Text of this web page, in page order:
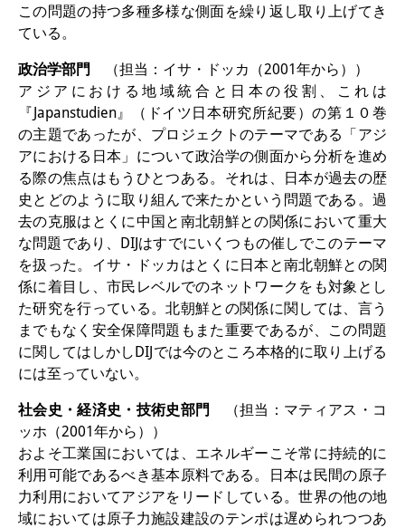
この問題の持つ多種多様な側面を繰り返し取り上げてき
ている。
政治学部門
（担当：イサ・ドッカ（2001年から））
アジアにおける地域統合と日本の役割、これは
『Japanstudien』（ドイツ日本研究所紀要）の第１０巻
の主題であったが、プロジェクトのテーマである「アジ
アにおける日本」について政治学の側面から分析を進め
る際の焦点はもうひとつある。それは、日本が過去の歴
史とどのように取り組んで来たかという問題である。過
去の克服はとくに中国と南北朝鮮との関係において重大
な問題であり、DIJはすでにいくつもの催しでこのテーマ
を扱った。イサ・ドッカはとくに日本と南北朝鮮との関
係に着目し、市民レベルでのネットワークをも対象とし
た研究を行っている。北朝鮮との関係に関しては、言う
までもなく安全保障問題もまた重要であるが、この問題
に関してはしかしDIJでは今のところ本格的に取り上げる
には至っていない。
社会史・経済史・技術史部門
（担当：マティアス・コ
ッホ（2001年から））
およそ工業国においては、エネルギーこそ常に持続的に
利用可能であるべき基本原料である。日本は民間の原子
力利用においてアジアをリードしている。世界の他の地
域においては原子力施設建設のテンポは遅められつつあ